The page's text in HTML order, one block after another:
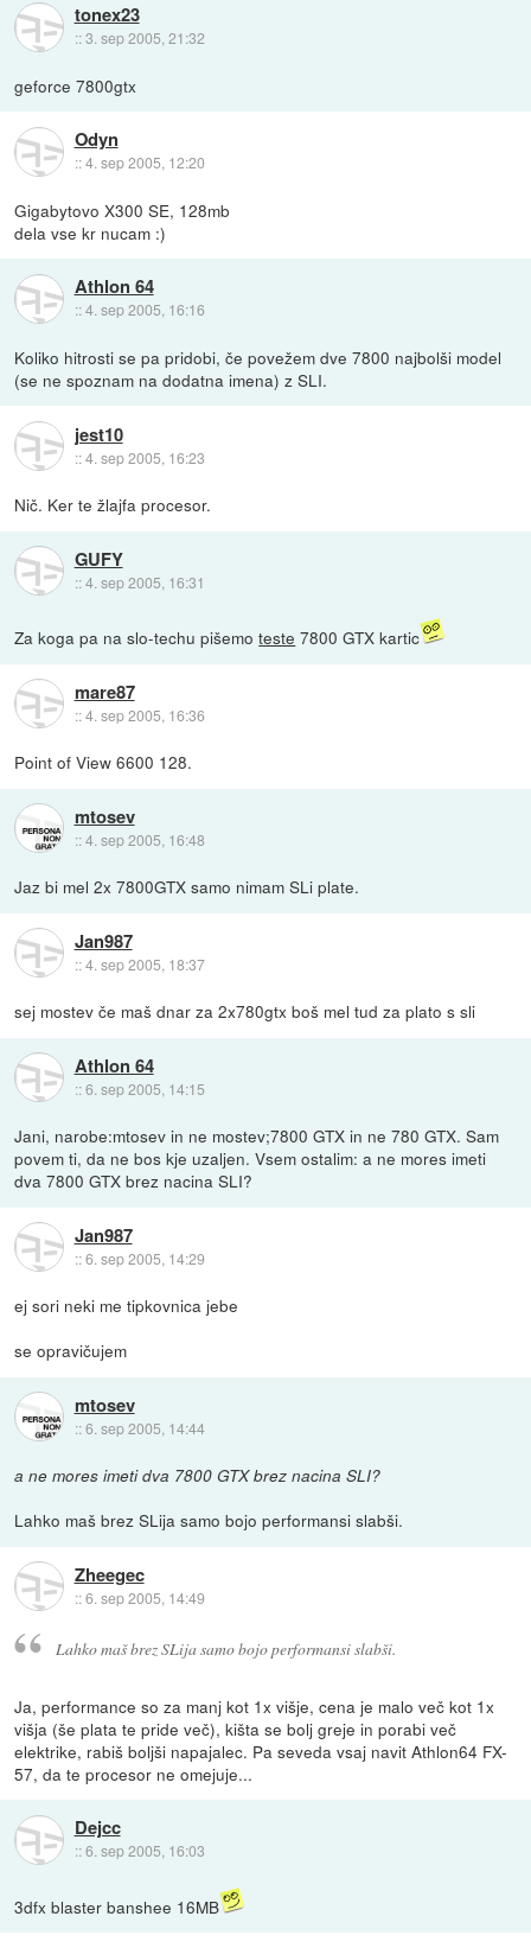
tonex23
::3. sep 2005, 21:32
geforce 7800gtx
Odyn
::4. sep 2005, 12:20
Gigabytovo X300 SE, 128mb
dela vse kr nucam :)
Athlon 64
::4. sep 2005, 16:16
Koliko hitrosti se pa pridobi, če povežem dve 7800 najbolši model
(se ne spoznam na dodatna imena) z SLI.
jest10
::4. sep 2005, 16:23
Nič. Ker te žlajfa procesor.
GUFY
::4. sep 2005, 16:31
Za koga pa na slo-techu pišemoteste 7800 GTX kartic
mare87
::4. sep 2005, 16:36
Point of View 6600 128.
mtosev
::4. sep 2005, 16:48
Jaz bi mel 2x 7800GTX samo nimam SLi plate.
Jan987
::4. sep 2005, 18:37
sej mostev če maš dnar za 2x780gtx boš mel tud za plato s sli
Athlon 64
::6. sep 2005, 14:15
Jani, narobe:mtosev in ne mostev;7800 GTX in ne 780 GTX. Sam
povem ti, da ne bos kje uzaljen. Vsem ostalim: a ne mores imeti
dva 7800 GTX brez nacina SLI?
Jan987
::6. sep 2005, 14:29
ej sori neki me tipkovnica jebe
se opravičujem
mtosev
::6. sep 2005, 14:44
a ne mores imeti dva 7800 GTX brez nacina SLI?
Lahko maš brez SLija samo bojo performansi slabši.
Zheegec
::6. sep 2005, 14:49
Lahko maš brez SLija samo bojo performansi slabši.
Ja, performance so za manj kot 1x višje, cena je malo več kot 1x
višja (še plata te pride več), kišta se bolj greje in porabi več
elektrike, rabiš boljši napajalec. Pa seveda vsaj navit Athlon64 FX-
57, da te procesor ne omejuje...
Dejcc
::6. sep 2005, 16:03
3dfx blaster banshee 16MB